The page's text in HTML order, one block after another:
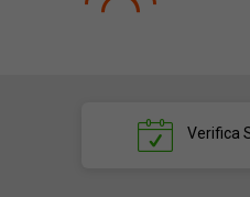
Verifica